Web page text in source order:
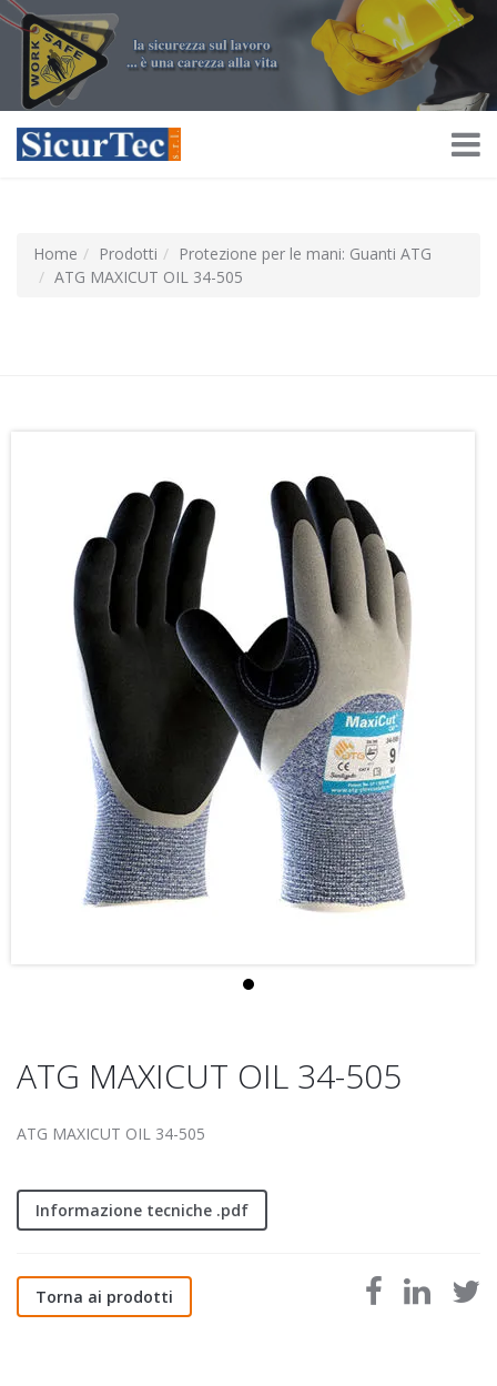
Home Prodotti
Protezione per le mani: Guanti ATG
ATG MAXICUT OIL 34-505
ATG MAXICUT OIL 34-505
ATG MAXICUT OIL 34-505
Informazione tecniche .pdf
Torna ai prodotti